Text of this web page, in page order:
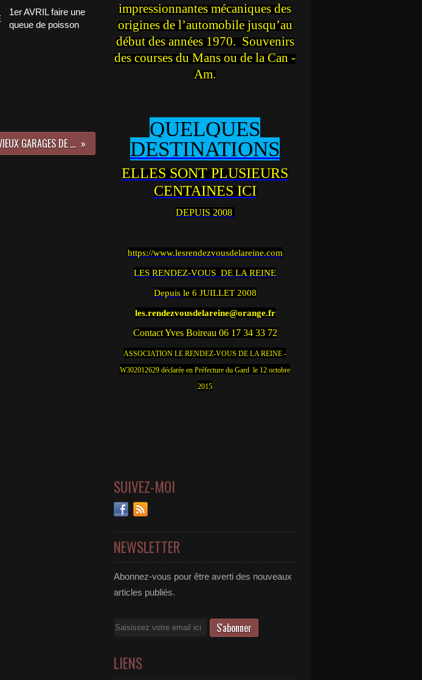
1er AVRIL faire une
queue de poisson
Les VIEUX GARAGES DE BIZANET dans l’AUDE
impressionnantes mécaniques des
origines de l’automobile jusqu’au
début des années 1970. Souvenirs
des courses du Mans ou de la Can -
Am.
QUELQUES
DESTINATIONS
ELLES SONT PLUSIEURS
CENTAINES ICI
DEPUIS 2008
https://www.lesrendezvousdelareine.com
LES RENDEZ-VOUS DE LA REINE
Depuis le 6 JUILLET 2008
les.rendezvousdelareine@orange.fr
Contact Yves Boireau 06 17 34 33 72
ASSOCIATION LE RENDEZ-VOUS DE LA REINE -
W302012629 déclarée en Préfecture du Gard le 12 octobre
2015
SUIVEZ-MOI
NEWSLETTER
Abonnez-vous pour être averti des nouveaux
articles publiés.
Email
LIENS